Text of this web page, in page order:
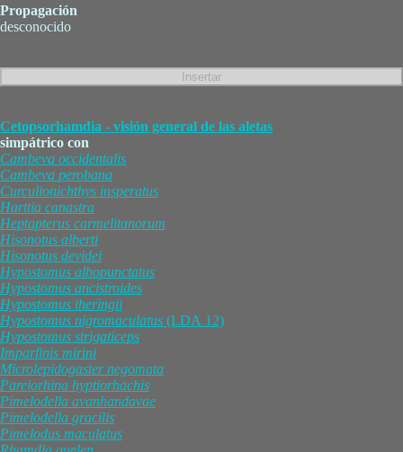
Propagación
desconocido
Cetopsorhamdia - visión general de las aletas
simpátrico con
Cambeva occidentalis
Cambeva perobana
Curculionichthys insperatus
Harttia canastra
Heptapterus carmelitanorum
Hisonotus alberti
Hisonotus devidei
Hypostomus albopunctatus
Hypostomus ancistroides
Hypostomus iheringii
Hypostomus nigromaculatus (LDA 12)
Hypostomus strigaticeps
Imparfinis mirini
Microlepidogaster negomata
Pareiorhina hyptiorhachis
Pimelodella avanhandavae
Pimelodella gracilis
Pimelodus maculatus